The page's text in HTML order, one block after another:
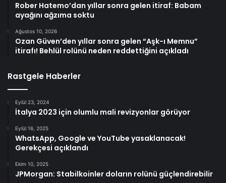
Rober Hatemo’dan yıllar sonra gelen itiraf: Babam
ayağını ağzıma soktu
Ağustos 10, 2026
Ozan Güven’den yıllar sonra gelen “Aşk-ı Memnu”
itirafı! Behlül rolünü neden reddettiğini açıkladı
Rastgele Haberler
Eylül 23, 2024
İtalya 2023 için olumlu mali revizyonlar görüyor
Eylül 16, 2025
WhatsApp, Google ve YouTube yasaklanacak!
Gerekçesi açıklandı
Ekim 10, 2025
JPMorgan: Stabilkoinler doların rolünü güçlendirebilir